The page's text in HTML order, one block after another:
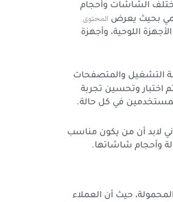
الشاشات وأحجام
بحيث يعرض المحتوى
اللوحية، وأجهزة
التشغيل والمتصفحات
اختبار وتحسين تجربة
في كل حالة.
لابد أن من يكون مناسب
وأحجام شاشاتها.
حيث أن العملاء